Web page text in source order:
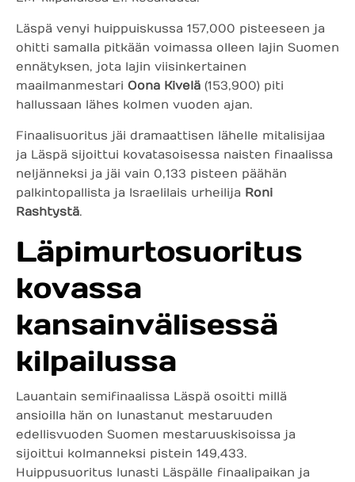
Läspä venyi huippuiskussa 157,000 pisteeseen ja
ohitti samalla pitkään voimassa olleen lajin Suomen
ennätyksen, jota lajin viisinkertainen
maailmanmestari Oona Kivelä (153,900) piti
hallussaan lähes kolmen vuoden ajan.
Finaalisuoritus jäi dramaattisen lähelle mitalisijaa
ja Läspä sijoittui kovatasoisessa naisten finaalissa
neljänneksi ja jäi vain 0,133 pisteen päähän
palkintopallista ja Israelilais urheilija Roni
Rashtystä.
Läpimurtosuoritus
kovassa
kansainvälisessä
kilpailussa
Lauantain semifinaalissa Läspä osoitti millä
ansioilla hän on lunastanut mestaruuden
edellisvuoden Suomen mestaruuskisoissa ja
sijoittui kolmanneksi pistein 149,433.
Huippusuoritus lunasti Läspälle finaalipaikan ja